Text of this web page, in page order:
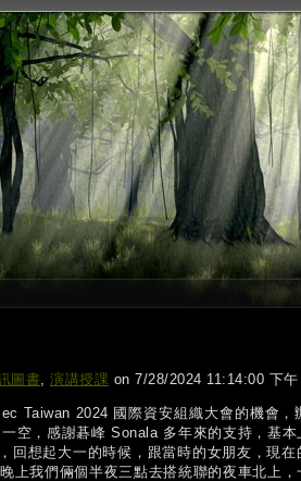
圖書, 演講授課 on 7/28/2024 11:14:00 下午
Taiwan 2024 國際資安組織大會的機會，
空，感謝碁峰 Sonala 多年來的支持，基
回想起大一的時候，跟當時的女朋友，現
上我們倆個半夜三點去搭統聯的夜車北上